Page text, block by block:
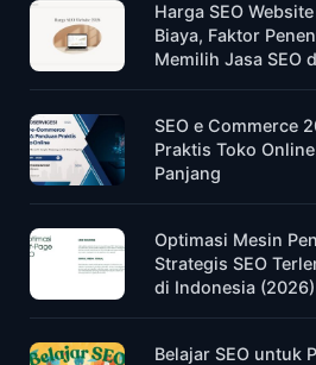
Harga SEO
Biaya, Faktor
Memilih Jasa SEO
SEO e Commerce
Praktis Toko
Panjang
Optimasi Mesin
Strategis SEO
di Indonesia (2026)
Belajar SEO untuk